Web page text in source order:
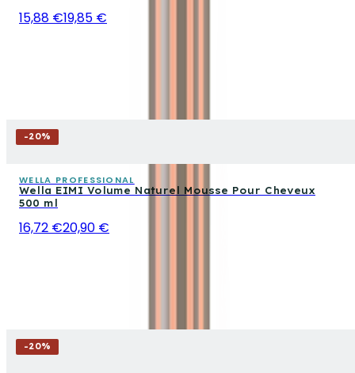
15,88 €19,85 €
-20%
WELLA PROFESSIONAL
Wella EIMI Volume Naturel Mousse Pour Cheveux
500 ml
16,72 €20,90 €
-20%